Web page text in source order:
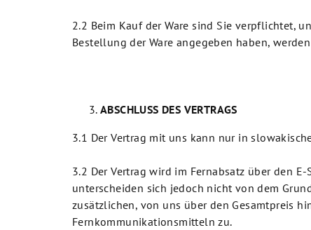
2.2 Beim Kauf der Ware sind Sie verpflichtet,
Bestellung der Ware angegeben haben,
ABSCHLUSS DES VERTRAGS
3.1 Der Vertrag mit uns kann nur in
3.2 Der Vertrag wird im Fernabsatz über den
unterscheiden sich jedoch nicht von dem
zusätzlichen, von uns über den Gesamtpreis
Fernkommunikationsmitteln zu.